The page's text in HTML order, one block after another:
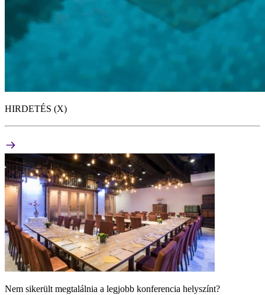
HIRDETÉS (X)
Nem sikerült megtalálnia a legjobb konferencia helyszínt?